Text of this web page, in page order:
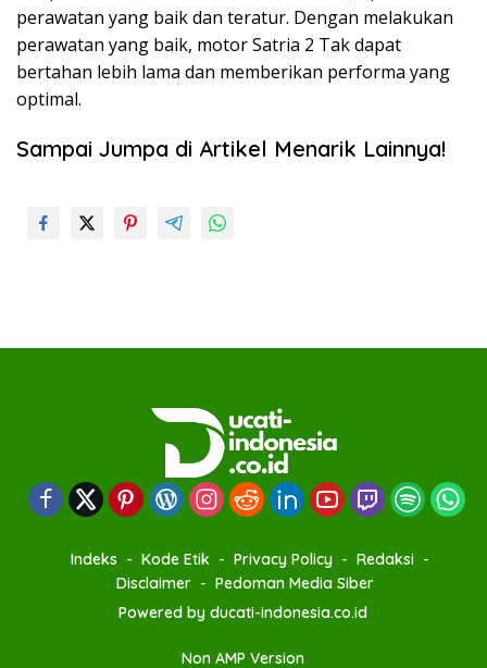
perawatan yang baik dan teratur. Dengan melakukan
perawatan yang baik, motor Satria 2 Tak dapat
bertahan lebih lama dan memberikan performa yang
optimal.
Sampai Jumpa di Artikel Menarik Lainnya!
Indeks Kode Etik Privacy Policy
Redaksi
Disclaimer
Pedoman Media Siber
Powered by ducati-indonesia.co.id
Non AMP Version